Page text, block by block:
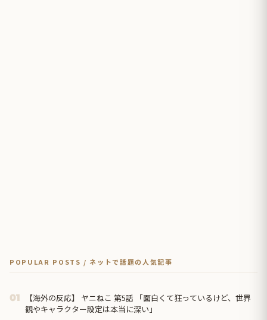
POPULAR POSTS / ネットで話題の人気記事
01
【海外の反応】 ヤニねこ 第5話 「面白くて狂っているけど、世界
観やキャラクター設定は本当に深い」